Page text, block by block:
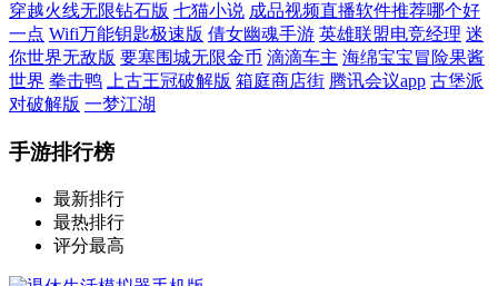
穿越火线无限钻石版 七猫小说 成品视频直播软件推荐哪个好
一点 Wifi万能钥匙极速版 倩女幽魂手游 英雄联盟电竞经理 迷
你世界无敌版 要塞围城无限金币 滴滴车主 海绵宝宝冒险果酱
世界 拳击鸭 上古王冠破解版 箱庭商店街 腾讯会议app 古堡派
对破解版 一梦江湖
手游排行榜
最新排行
最热排行
评分最高